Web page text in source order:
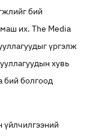
бий
их. The Media
үргэлж
хувь
бий болгоод
үйлчилгээний